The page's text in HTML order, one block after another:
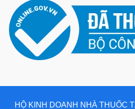
HỘ KINH DOANH NHÀ THUỐC